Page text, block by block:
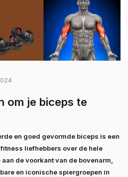
om je biceps te
en goed gevormde biceps is een
liefhebbers over de hele
de voorkant van de bovenarm,
en iconische spiergroepen in